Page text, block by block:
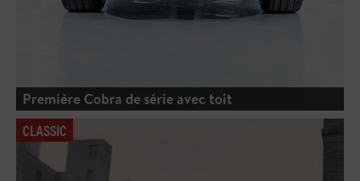
Première Cobra de série avec toit
CLASSIC